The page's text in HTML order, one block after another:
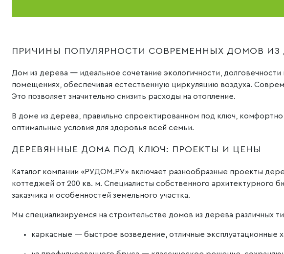
ПРИЧИНЫ ПОПУЛЯРНОСТИ СОВРЕМЕННЫХ ДОМОВ ИЗ
Дом из дерева — идеальное сочетание экологичности,
помещениях, обеспечивая естественную циркуляцию воздуха.
Это позволяет значительно снизить расходы на отопление.
В доме из дерева, правильно спроектированном под ключ,
оптимальные условия для здоровья всей семьи.
ДЕРЕВЯННЫЕ ДОМА ПОД КЛЮЧ: ПРОЕКТЫ И ЦЕНЫ
Каталог компании «РУДОМ.РУ» включает разнообразные проекты
коттеджей от 200 кв. м. Специалисты собственного архитектурного
заказчика и особенностей земельного участка.
Мы специализируемся на строительстве домов из дерева различных
каркасные — быстрое возведение, отличные эксплуатационные